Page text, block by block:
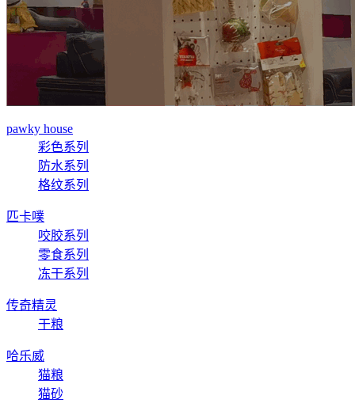
pawky house
彩色系列
防水系列
格纹系列
匹卡噗
咬胶系列
零食系列
冻干系列
传奇精灵
干粮
哈乐威
猫粮
猫砂